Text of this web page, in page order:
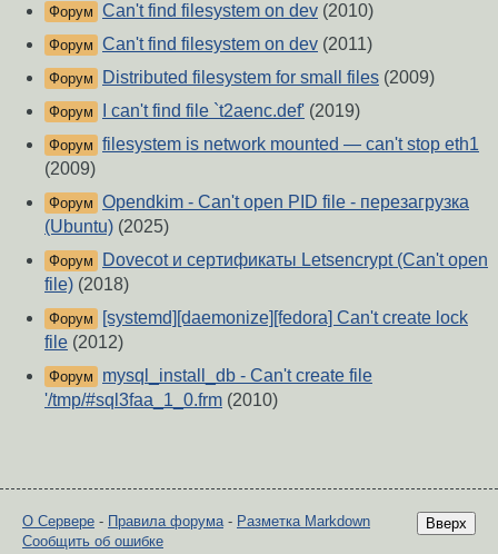
Форум Can't find filesystem on dev (2010)
Форум Can't find filesystem on dev (2011)
Форум Distributed filesystem for small files (2009)
Форум I can't find file `t2aenc.def' (2019)
Форум filesystem is network mounted — can't stop eth1
(2009)
Форум Opendkim - Can't open PID file - перезагрузка
(Ubuntu) (2025)
Форум
Dovecot и сертификаты Letsencrypt (Can't open
file) (2018)
Форум
[systemd][daemonize][fedora] Can't create lock
file (2012)
Форум
mysql_install_db - Can't create file
'/tmp/#sql3faa_1_0.frm (2010)
Вверх
О Сервере - Правила форума- Разметка Markdown
Сообщить об ошибке